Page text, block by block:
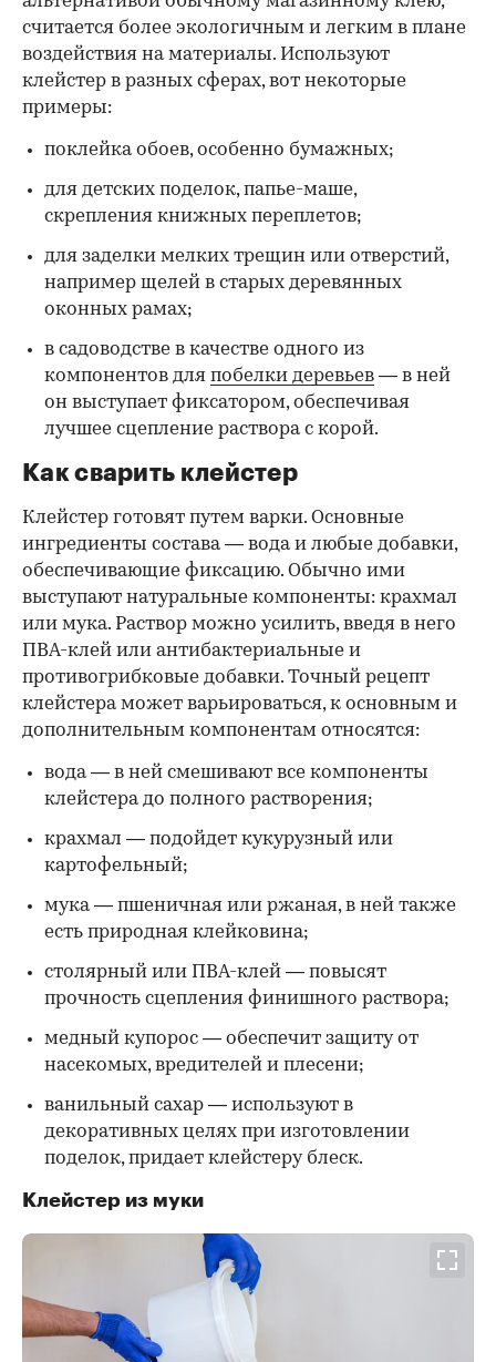
00:00 / 00:00
считается более экологичным и легким в плане
воздействия на материалы. Используют
клейстер в разных сферах, вот некоторые
примеры:
поклейка обоев, особенно бумажных;
для детских поделок, папье-маше,
скрепления книжных переплетов;
для заделки мелких трещин или отверстий,
например щелей в старых деревянных
оконных рамах;
в садоводстве в качестве одного из
компонентов для побелки деревьев — в ней
он выступает фиксатором, обеспечивая
лучшее сцепление раствора с корой.
Как сварить клейстер
Клейстер готовят путем варки. Основные
ингредиенты состава — вода и любые добавки,
обеспечивающие фиксацию. Обычно ими
выступают натуральные компоненты: крахмал
или мука. Раствор можно усилить, введя в него
ПВА-клей или антибактериальные и
противогрибковые добавки. Точный рецепт
клейстера может варьироваться, к основным и
дополнительным компонентам относятся:
вода — в ней смешивают все компоненты
клейстера до полного растворения;
крахмал — подойдет кукурузный или
картофельный;
мука — пшеничная или ржаная, в ней также
есть природная клейковина;
столярный или ПВА-клей — повысят
прочность сцепления финишного раствора;
медный купорос — обеспечит защиту от
насекомых, вредителей и плесени;
ванильный сахар — используют в
декоративных целях при изготовлении
поделок, придает клейстеру блеск.
Клейстер из муки